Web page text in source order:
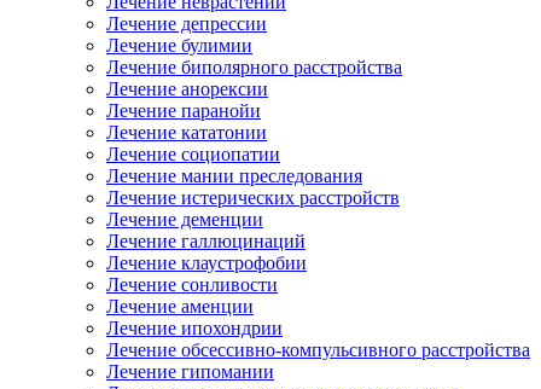
Лечение депрессии
Лечение булимии
Лечение биполярного расстройства
Лечение анорексии
Лечение паранойи
Лечение кататонии
Лечение социопатии
Лечение мании преследования
Лечение истерических расстройств
Лечение деменции
Лечение галлюцинаций
Лечение клаустрофобии
Лечение сонливости
Лечение аменции
Лечение ипохондрии
Лечение обсессивно-компульсивного расстройства
Лечение гипомании